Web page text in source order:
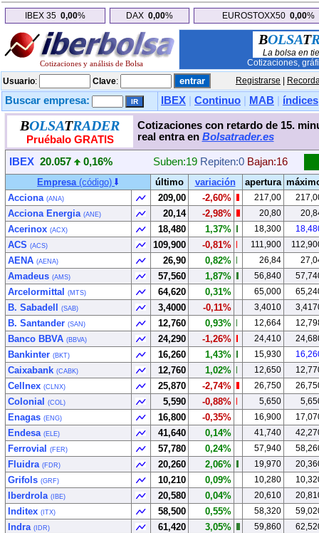
IBEX 35 0,00% DAX 0,00% EUROSTOXX50 0,00%
Cotizaciones y análisis de Bolsa
BOLSAT
La bolsa en
Cotizaciones,
Usuario: Clave: Registrarse
Buscar empresa: IBEX Continuo MAB índices
BOLSATRADER
Pruébalo GRATIS
Cotizaciones con retardo de 15.
real entra en Bolsatrader.es
IBEX 20.057 0,16% Suben:19 Repiten:0Bajan:16
Empresa (código) último variación apertura
Acciona (ANA) 209,00 -2,60% 217,00
Acciona Energia (ANE) 20,14 -2,98% 20,80
Acerinox (ACX) 18,480 1,37% 18,300
ACS (ACS) 109,900 -0,81% 111,900
AENA (AENA) 26,90 0,82% 26,84
Amadeus (AMS) 57,560 1,87% 56,840
Arcelormittal (MTS) 64,620 0,31% 65,000
B. Sabadell (SAB) 3,4000 -0,11% 3,4010
B. Santander (SAN) 12,760 0,93% 12,664
Banco BBVA (BBVA) 24,290 -1,26% 24,410
Bankinter (BKT) 16,260 1,43% 15,930
Caixabank (CABK) 12,760 1,02% 12,650
Cellnex (CLNX) 25,870 -2,74% 26,750
Colonial (COL) 5,590 -0,88% 5,650
Enagas (ENG) 16,800 -0,35% 16,900
Endesa (ELE) 41,640 0,14% 41,740
Ferrovial (FER) 57,780 0,24% 57,940
Fluidra (FDR) 20,260 2,06% 19,970
Grifols (GRF) 10,210 0,09% 10,280
Iberdrola (IBE) 20,580 0,04% 20,610
Inditex (ITX) 58,500 0,55% 58,320
Indra (IDR) 61,420 3,05% 59,860